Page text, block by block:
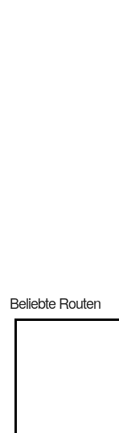
Beliebte Routen